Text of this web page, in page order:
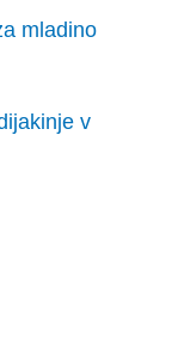
mladino
v